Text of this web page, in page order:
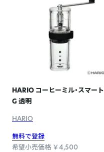
HARIO コーヒーミル・スマート
G 透明
HARIO
無料で登録
希望小売価格 ￥4,500